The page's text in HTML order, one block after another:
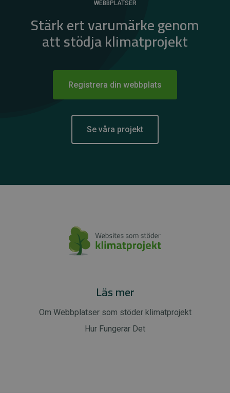
WEBBPLATSER
Stärk ert varumärke genom
att stödja klimatprojekt
Registrera din webbplats
Se våra projekt
Läs mer
Om Webbplatser som stöder klimatprojekt
Hur Fungerar Det